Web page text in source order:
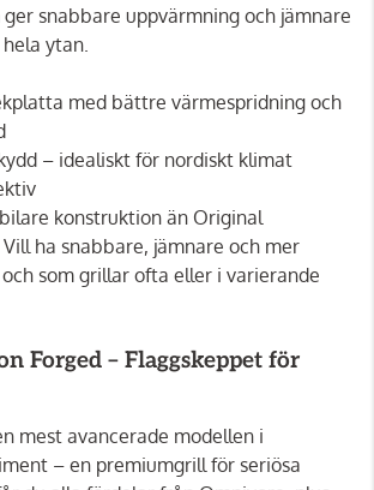
snabbare uppvärmning och jämnare
ytan.
med bättre värmespridning och
– idealiskt för nordiskt klimat
konstruktion än Original
Vill ha snabbare, jämnare och mer
som grillar ofta eller i varierande
Forged – Flaggskeppet för
mest avancerade modellen i
– en premiumgrill för seriösa